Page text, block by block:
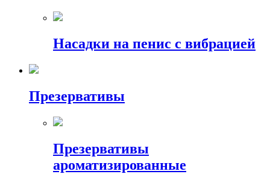
Насадки на пенис с вибрацией
Презервативы
Презервативы
ароматизированные